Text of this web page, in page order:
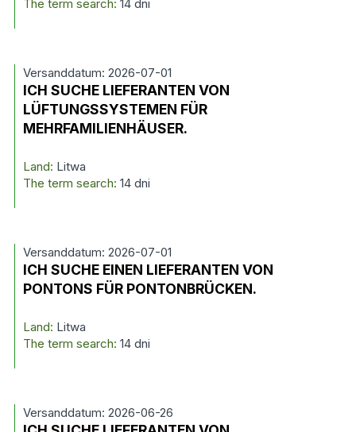
The term search: 14 dni
Versanddatum: 2026-07-01
ICH SUCHE LIEFERANTEN VON
LÜFTUNGSSYSTEMEN FÜR
MEHRFAMILIENHÄUSER.
Land: Litwa
The term search: 14 dni
Versanddatum: 2026-07-01
ICH SUCHE EINEN LIEFERANTEN VON
PONTONS FÜR PONTONBRÜCKEN.
Land: Litwa
The term search: 14 dni
Versanddatum: 2026-06-26